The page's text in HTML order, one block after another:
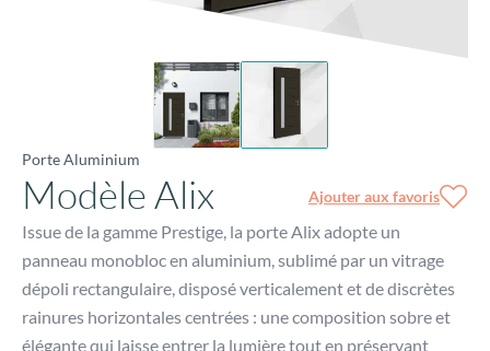
Porte Aluminium
Modèle Alix Ajouter aux favoris
Issue de la gamme Prestige, la porte Alix adopte un
panneau monobloc en aluminium, sublimé par un vitrage
dépoli rectangulaire, disposé verticalement et de discrètes
rainures horizontales centrées : une composition sobre et
élégante qui laisse entrer la lumière tout en préservant